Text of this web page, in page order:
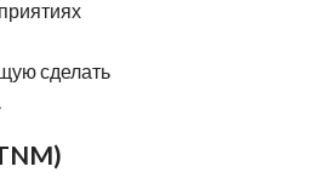
эпилепсии
Шмидер
сделать